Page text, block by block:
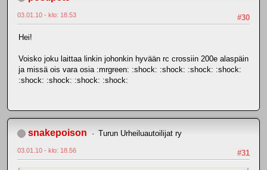
#30
03.01.10 - klo: 18.53
Hei!
Voisko joku laittaa linkin johonkin hyvään rc crossiin 200e alaspäin
ja missä ois vara osia :mrgreen: :shock: :shock: :shock: :shock:
:shock: :shock: :shock: :shock:
snakepoison Turun Urheiluautoilijat ry
#31
03.01.10 - klo: 18.56